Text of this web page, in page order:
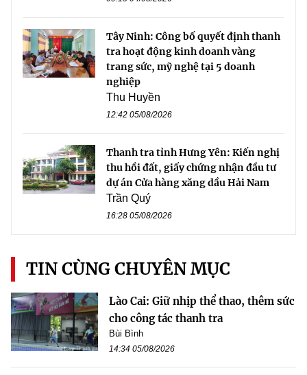
Tây Ninh: Công bố quyết định thanh
tra hoạt động kinh doanh vàng
trang sức, mỹ nghệ tại 5 doanh
nghiệp
Thu Huyền
12:42 05/08/2026
Thanh tra tỉnh Hưng Yên: Kiến nghị
thu hồi đất, giấy chứng nhận đầu tư
dự án Cửa hàng xăng dầu Hải Nam
Trần Quý
16:28 05/08/2026
TIN CÙNG CHUYÊN MỤC
Lào Cai: Giữ nhịp thể thao, thêm sức
cho công tác thanh tra
Bùi Bình
14:34 05/08/2026